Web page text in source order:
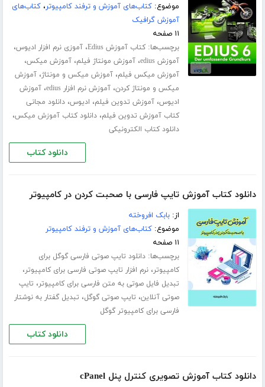
موضوع:کتاب‌های آموزش و ترفند کامپیوتر،کتاب‌های
آموزش گرافیک
۱۱ صفحه
برچسب‌ها:کتاب آموزش Edius ،آموزی نرم افزار ادیوس،
آموزش edius ،آموزش مونتاژ فیلم،آموزش میکس،
آموزش میکس فیلم،آموزش میکس و مونتاژ،آموزش
میکس و مونتاژ کردن،آموزش نرم افزار edius ،آموزش
ادیوس،آموزش تدوین فیلم، ادیوس،دانلود مجانی
کتاب آموزش تدوین فیلم،دانلود کتاب آموزش میکس،
دانلود کتاب الکترونیکی
دانلود کتاب
دانلود کتاب آموزش تایپ فارسی با صحبت کردن در کامپیوتر
از:بابک افروخته
موضوع:کتاب‌های آموزش و ترفند کامپیوتر
۱۱ صفحه
برچسب‌ها:دانلود تایپ صوتی فارسی گوگل برای
کامپیوتر،نرم افزار تایپ صوتی فارسی برای کامپیوتر،
تبدیل فایل صوتی به متن فارسی برای کامپیوتر، تایپ
صوتی آنلاین، تایپ صوتی گوگل، تبدیل گفتار به نوشتار
فارسی برای کامپیوتر گوگل
دانلود کتاب
دانلود کتاب آموزش تصویری کنترل پنل cPanel